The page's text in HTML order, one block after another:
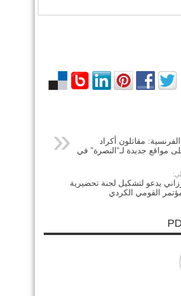
الفرنسية: مقاتلون أكراد
مواقع جديدة لـ”النصرة” في
يدعو لتشكيل لجنة تحضيرية
القومي الكردي